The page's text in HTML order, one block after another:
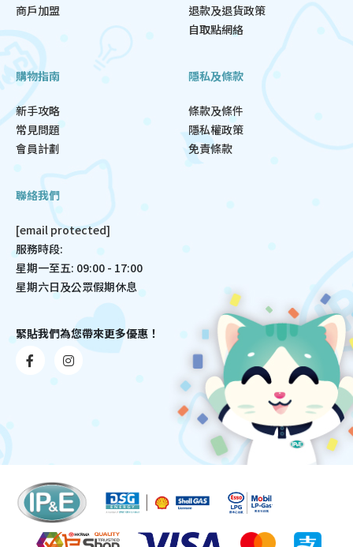
商戶加盟
退款及退貨政策
自取點網絡
購物指南
新手攻略
常見問題
會員計劃
隱私及條款
條款及條件
隱私權政策
免責條款
聯絡我們
[email protected]
服務時段:
星期一至五: 09:00 - 17:00
星期六日及公眾假期休息
緊貼我們為您帶來更多優惠！